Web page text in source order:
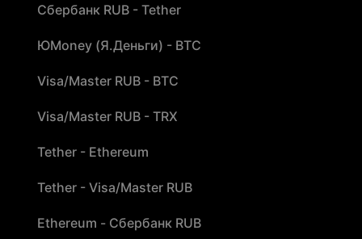
Сбербанк RUB - Tether
ЮMoney (Я.Деньги) - BTC
Visa/Master RUB - BTC
Visa/Master RUB - TRX
Tether - Ethereum
Tether - Visa/Master RUB
Ethereum - Сбербанк RUB